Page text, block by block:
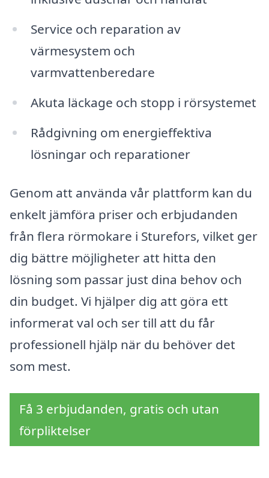
Service och reparation av
värmesystem och
varmvattenberedare
Akuta läckage och stopp i rörsystemet
Rådgivning om energieffektiva
lösningar och reparationer
Genom att använda vår plattform kan du
enkelt jämföra priser och erbjudanden
från flera rörmokare i Sturefors, vilket ger
dig bättre möjligheter att hitta den
lösning som passar just dina behov och
din budget. Vi hjälper dig att göra ett
informerat val och ser till att du får
professionell hjälp när du behöver det
som mest.
Få 3 erbjudanden, gratis och utan
förpliktelser